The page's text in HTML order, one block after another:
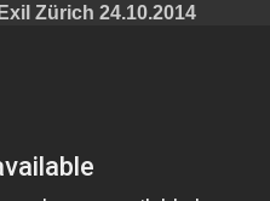
Zürich 24.10.2014